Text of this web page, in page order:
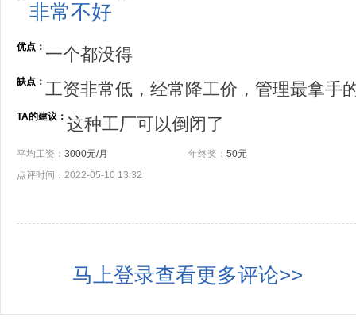
非常不好
优点： 一个都没得
缺点： 工资非常低，经常降工价，管理最拿手
TA的建议： 这种工厂可以倒闭了
平均工资： 3000元/月 年终奖： 50元
点评时间：2022-05-10 13:32
马上登录查看更多评论>>